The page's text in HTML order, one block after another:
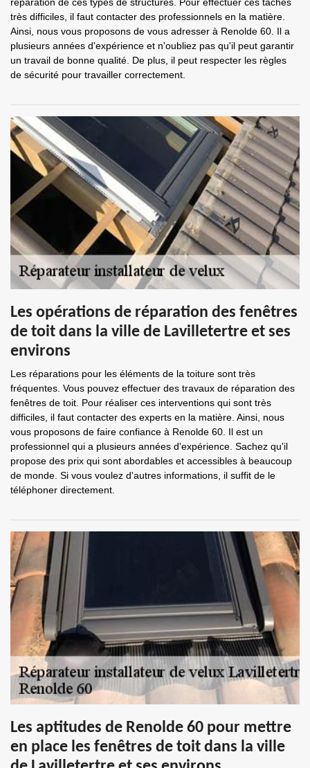
très difficiles, il faut contacter des professionnels en la matière.
Ainsi, nous vous proposons de vous adresser à Renolde 60. Il a
plusieurs années d'expérience et n'oubliez pas qu'il peut garantir
un travail de bonne qualité. De plus, il peut respecter les règles
de sécurité pour travailler correctement.
Les opérations de réparation des fenêtres
de toit dans la ville de Lavilletertre et ses
environs
Les réparations pour les éléments de la toiture sont très
fréquentes. Vous pouvez effectuer des travaux de réparation des
fenêtres de toit. Pour réaliser ces interventions qui sont très
difficiles, il faut contacter des experts en la matière. Ainsi, nous
vous proposons de faire confiance à Renolde 60. Il est un
professionnel qui a plusieurs années d'expérience. Sachez qu'il
propose des prix qui sont abordables et accessibles à beaucoup
de monde. Si vous voulez d'autres informations, il suffit de le
téléphoner directement.
Les aptitudes de Renolde 60 pour mettre
en place les fenêtres de toit dans la ville